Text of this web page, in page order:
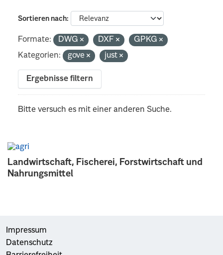
Landwirtschaft, Fischerei, Forstwirtschaft und
Nahrungsmittel
Sortieren nach
Formate: DWG DXF
GPKG
Kategorien:
gove just
Ergebnisse filtern
Bitte versuch es mit einer anderen Suche.
Impressum
Datenschutz